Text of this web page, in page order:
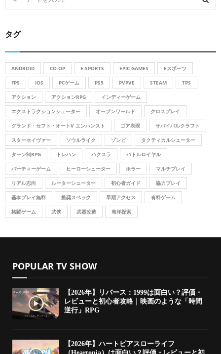
c
r
:
H
タグ
ANDROID CO-OP E-SPORTS EPIC GAMES Eスポーツ
FPS IOS PCゲーム PS5 PVPVE STEAM TPS
アクション アクションRPG インディーゲーム
エクストラクションシューター オープンワールド クロスプレイ
グランド・セフト・オートV エンハンスト ゴア表現 サバイバルクラフト
スターセイヴァー ソウルライク ゾンビ タクティカルシューター
ターン制RPG トレハン ハクスラ バトルロイヤル
パーティーゲーム ヒーローシューター ホラー マルチプレイ
リアル志向 ルーターシューター 初心者ガイド 協力プレイ
基本プレイ無料 推奨スペック 早期アクセス 有料ゲーム
格闘ゲーム 武侠 武器改造 海洋探索
POPULAR TV SHOW
【2026年】リバース：1999は面白い？評価・
レビューと初心者攻略｜映画のような「時間
逆行」RPG
【2026年】ハートピアスローライフ